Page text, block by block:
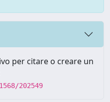
per citare o creare un
202549